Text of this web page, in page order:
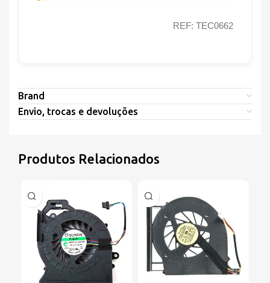
REF: TEC0662
Brand
Envio, trocas e devoluções
Produtos Relacionados